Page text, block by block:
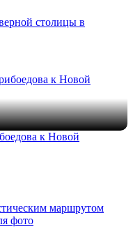
столицы в
к Новой
маршрутом
фото